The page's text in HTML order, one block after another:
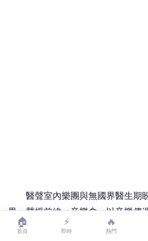
醫聲室內樂團與無國界醫生期
界・聲援前線」音樂會，以音樂傳
起更多人對遠方病痛與苦難的關注
🏠
首頁
⚡
即時
🔥
熱門